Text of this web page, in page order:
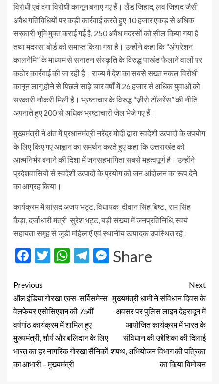
विरोधी एवं दंगा विरोधी कानून बनाए गए हैं। लैंड जिहाद, लव जिहाद जैसी
अवैध गतिविधियों पर कड़ी कार्रवाई करते हुए 10 हजार एकड़ से अधिक
सरकारी भूमि मुक्त कराई गई है, 250 अवैध मदरसों को सील किया गया है
तथा मदरसा बोर्ड को समाप्त किया गया है। उन्होंने कहा कि “ऑपरेशन
कालनेमि” के माध्यम से सनातन संस्कृति के विरुद्ध पाखंड फैलाने वालों पर
कठोर कार्रवाई की जा रही है। राज्य में देश का सबसे सख्त नकल विरोधी
कानून लागू होने से पिछले साढ़े चार वर्षों में 26 हजार से अधिक युवाओं को
सरकारी नौकरी मिली है। भ्रष्टाचार के विरुद्ध “ज़ीरो टॉलरेंस” की नीति
अपनाते हुए 200 से अधिक भ्रष्टाचारी जेल भेजे गए हैं।
मुख्यमंत्री ने अंत में प्रधानमंत्री नरेंद्र मोदी द्वारा स्वदेशी उत्पादों के उपयोग
के लिए किए गए आह्वान का समर्थन करते हुए कहा कि उत्तराखंड को
आत्मनिर्भर बनाने की दिशा में जनसहभागिता सबसे महत्वपूर्ण है। उन्होंने
प्रदेशवासियों से स्वदेशी उत्पादों के प्रयोग को जन आंदोलन का रूप देने
का आग्रह किया।
कार्यक्रम में सांसद अजय भट्ट, विधायक दीवान सिंह बिष्ट, राम सिंह
कैड़ा, दर्जाधारी मंत्री सुरेश भट्ट, बड़ी संख्या में जनप्रतिनिधि, स्वयं
सहायता समूह से जुड़ी महिलाएँ एवं स्थानीय उत्पादक उपस्थित रहे।
Facebook
Twitter
WhatsApp
Telegram
Messenger
Share
Previous
ऑल इंडिया गोरखा एक्स-सर्विसमेन्स
वेलफेयर एसोसिएशन की 75वीं
वर्षगांठ कार्यक्रम में शामिल हुए
मुख्यमंत्री, शौर्य और बलिदान के लिए
भारत का हर नागरिक गोरखा सैनिकों
का आभारी – मुख्यमंत्री
Next
मुख्यमंत्री धामी ने संविधान दिवस के
अवसर पर पुलिस लाइन देहरादून में
आयोजित कार्यक्रम में भारत के
संविधान की उद्देशिका की दिलाई
शपथ, अभियोजन विभाग की पत्रिका
का किया विमोचन